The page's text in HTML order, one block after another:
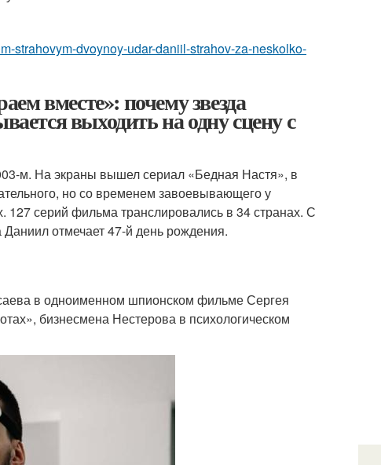
strahovym-dvoynoy-udar-daniil-strahov-za-neskolko-
вместе»: почему звезда
выходить на одну сцену с
м. На экраны вышел сериал «Бедная Настя», в
но со временем завоевывающего у
127 серий фильма транслировались в 34 странах. С
отмечает 47-й день рождения.
в одноименном шпионском фильме Сергея
бизнесмена Нестерова в психологическом